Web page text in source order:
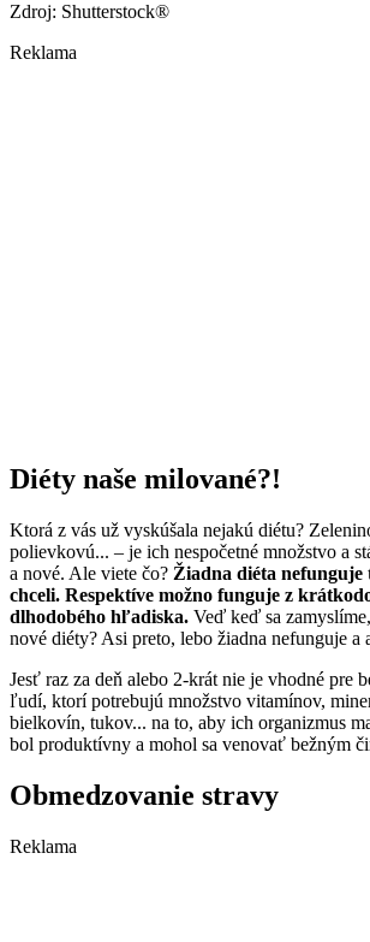
Zdroj: Shutterstock®
Reklama
Diéty naše milované?!
Ktorá z vás už vyskúšala nejakú diétu?
polievkovú... – je ich nespočetné množstvo a
a nové. Ale viete čo? Žiadna diéta nefunguje
chceli. Respektíve možno funguje z
dlhodobého hľadiska. Veď keď sa
nové diéty? Asi preto, lebo žiadna nefunguje a
Jesť raz za deň alebo 2-krát nie je vhodné pre
ľudí, ktorí potrebujú množstvo vitamínov,
bielkovín, tukov... na to, aby ich organizmus
bol produktívny a mohol sa venovať bežným
Obmedzovanie stravy
Reklama